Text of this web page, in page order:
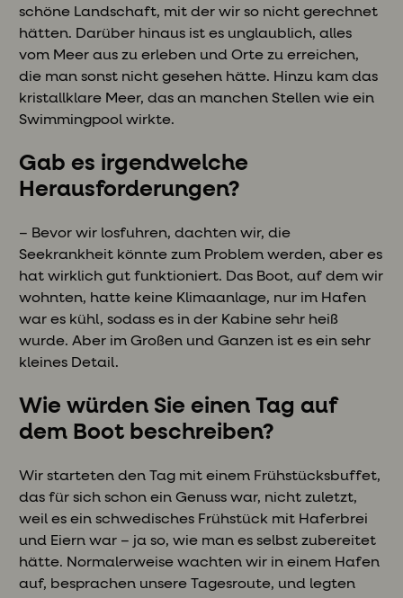
schöne Landschaft, mit der wir so nicht gerechnet
hätten. Darüber hinaus ist es unglaublich, alles
vom Meer aus zu erleben und Orte zu erreichen,
die man sonst nicht gesehen hätte. Hinzu kam das
kristallklare Meer, das an manchen Stellen wie ein
Swimmingpool wirkte.
Gab es irgendwelche
Herausforderungen?
– Bevor wir losfuhren, dachten wir, die
Seekrankheit könnte zum Problem werden, aber es
hat wirklich gut funktioniert. Das Boot, auf dem wir
wohnten, hatte keine Klimaanlage, nur im Hafen
war es kühl, sodass es in der Kabine sehr heiß
wurde. Aber im Großen und Ganzen ist es ein sehr
kleines Detail.
Wie würden Sie einen Tag auf
dem Boot beschreiben?
Wir starteten den Tag mit einem Frühstücksbuffet,
das für sich schon ein Genuss war, nicht zuletzt,
weil es ein schwedisches Frühstück mit Haferbrei
und Eiern war – ja so, wie man es selbst zubereitet
hätte. Normalerweise wachten wir in einem Hafen
auf, besprachen unsere Tagesroute, und legten